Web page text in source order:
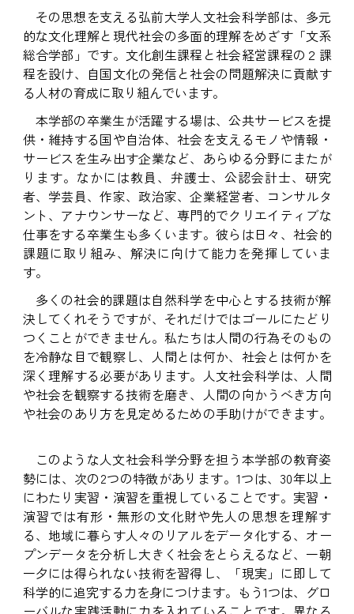
その思想を支える弘前大学人文社会科学部は、多元
的な文化理解と現代社会の多面的理解をめざす「文系
総合学部」です。文化創生課程と社会経営課程の２課
程を設け、自国文化の発信と社会の問題解決に貢献す
る人材の育成に取り組んでいます。
本学部の卒業生が活躍する場は、公共サービスを提
供・維持する国や自治体、社会を支えるモノや情報・
サービスを生み出す企業など、あらゆる分野にまたが
ります。なかには教員、弁護士、公認会計士、研究
者、学芸員、作家、政治家、企業経営者、コンサルタ
ント、アナウンサーなど、専門的でクリエイティブな
仕事をする卒業生も多くいます。彼らは日々、社会的
課題に取り組み、解決に向けて能力を発揮していま
す。
多くの社会的課題は自然科学を中心とする技術が解
決してくれそうですが、それだけではゴールにたどり
つくことができません。私たちは人間の行為そのもの
を冷静な目で観察し、人間とは何か、社会とは何かを
深く理解する必要があります。人文社会科学は、人間
や社会を観察する技術を磨き、人間の向かうべき方向
や社会のあり方を見定めるための手助けができます。
このような人文社会科学分野を担う本学部の教育姿
勢には、次の2つの特徴があります。1つは、30年以上
にわたり実習・演習を重視していることです。実習・
演習では有形・無形の文化財や先人の思想を理解す
る、地域に暮らす人々のリアルをデータ化する、オー
プンデータを分析し大きく社会をとらえるなど、一朝
一夕には得られない技術を習得し、「現実」に即して
科学的に追究する力を身につけます。もう1つは、グロ